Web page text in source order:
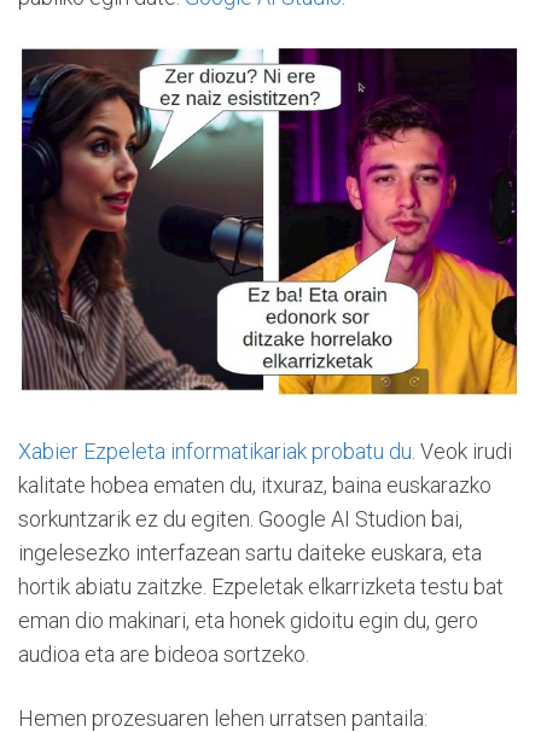
Xabier Ezpeleta informatikariak probatu du . Veok irudi
kalitate hobea ematen du, itxuraz, baina euskarazko
sorkuntzarik ez du egiten. Google AI Studion bai,
ingelesezko interfazean sartu daiteke euskara, eta
hortik abiatu zaitzke. Ezpeletak elkarrizketa testu bat
eman dio makinari, eta honek gidoitu egin du, gero
audioa eta are bideoa sortzeko.
Hemen prozesuaren lehen urratsen pantaila: